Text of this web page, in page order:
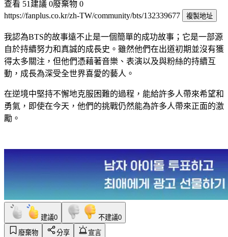
查看 51 建議 0廢棄物 0
https://fanplus.co.kr/zh-TW/community/bts/132339677
複製地址
我認為BTS的故事遠不止是一個簡單的成功故事；它是一部源
自於持續努力和真誠的成長史。雖然他們在出道初期並沒有獲
得太多關注，但他們憑藉著音樂、表演以及與粉絲的持續互
動，成長為深受全世界喜愛的藝人。
在逆境中堅持不懈地克服困難的過程，能給許多人帶來希望和
勇氣，即使在今天，他們的挑戰仍然能為許多人帶來正面的激
勵。
建議0 不建議0
廢棄物
分享
宣言